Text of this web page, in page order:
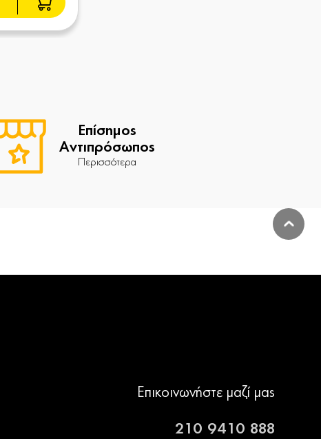
Επίσημος
Αντιπρόσωπος
Περισσότερα
Επικοινωνήστε μαζί μας
210 9410 888